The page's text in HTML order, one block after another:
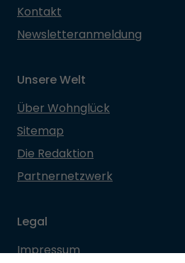
Kontakt
Newsletteranmeldung
Unsere Welt
Über Wohnglück
Sitemap
Die Redaktion
Partnernetzwerk
Legal
Impressum